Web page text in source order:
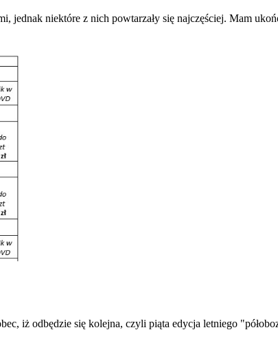
jednak niektóre z nich powtarzały się najczęściej. Mam
iż odbędzie się kolejna, czyli piąta edycja letniego